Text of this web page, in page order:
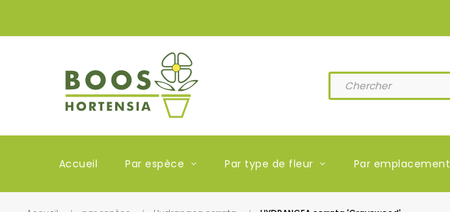
Accueil Par espèce Par type de fleur Par emplacement